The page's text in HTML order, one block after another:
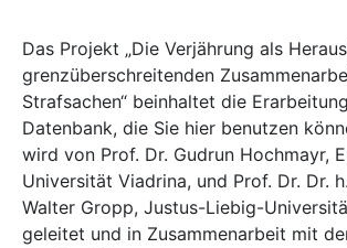
Das Projekt „Die Verjährung als
grenzüberschreitenden
Strafsachen“ beinhaltet die
Datenbank, die Sie hier benutzen
wird von Prof. Dr. Gudrun Hochmayr,
Universität Viadrina, und Prof. Dr. Dr.
Walter Gropp, Justus-Liebig-
geleitet und in Zusammenarbeit mit